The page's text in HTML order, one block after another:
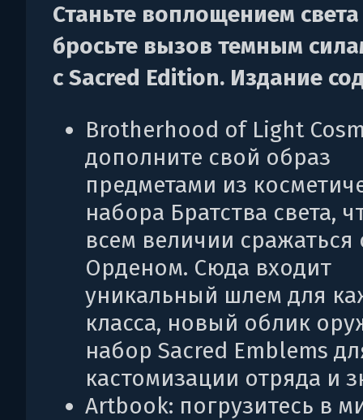
Станьте воплощением
бросьте вызов темным
с Sacred Edition. Издание
Brotherhood of Light
дополните свой образ
предметами из
набора Братства света,
всем величии сражаться
Орденом. Сюда входит
уникальный шлем для
класса, новый облик
набор Sacred Emblems
кастомизации отряда и
Artbook: погрузитесь в